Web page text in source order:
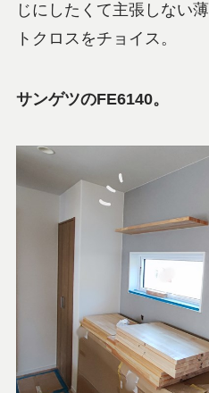
じにしたくて主張しない
トクロスをチョイス。
サンゲツのFE6140。